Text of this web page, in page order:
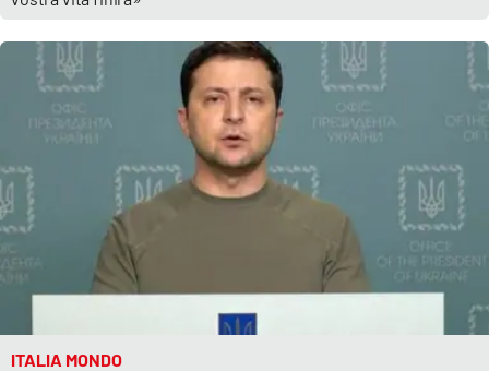
ITALIA MONDO